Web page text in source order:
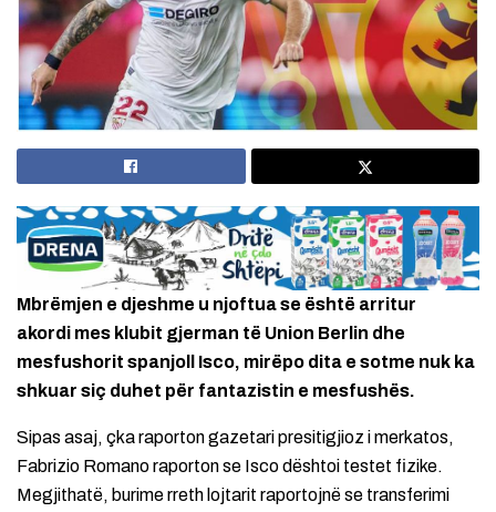
Mbrëmjen e djeshme u njoftua se është arritur
akordi mes klubit gjerman të Union Berlin dhe
mesfushorit spanjoll Isco, mirëpo dita e sotme nuk ka
shkuar siç duhet për fantazistin e mesfushës.
Sipas asaj, çka raporton gazetari presitigjioz i merkatos,
Fabrizio Romano raporton se Isco dështoi testet fizike.
Megjithatë, burime rreth lojtarit raportojnë se transferimi